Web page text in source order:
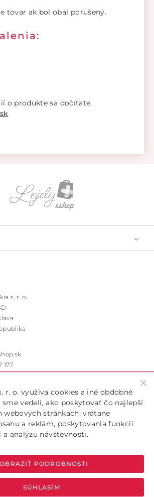
tovar ak bol obal porušený.
o produkte sa dočítate
s. r. o.
177
nás na emailovej adrese
r. o. využíva cookies a iné obdobné
vedeli, ako poskytovať čo najlepší
webových stránkach, vrátane
a reklám, poskytovania funkcií
analýzu návštevnosti.
PODROBNOSTI
SÚHLASÍM